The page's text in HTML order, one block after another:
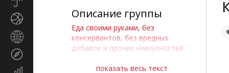
Описание группы
Еда своими руками, без
консервантов, без вредных
добавок и прочих невкусностей
показать весь текст